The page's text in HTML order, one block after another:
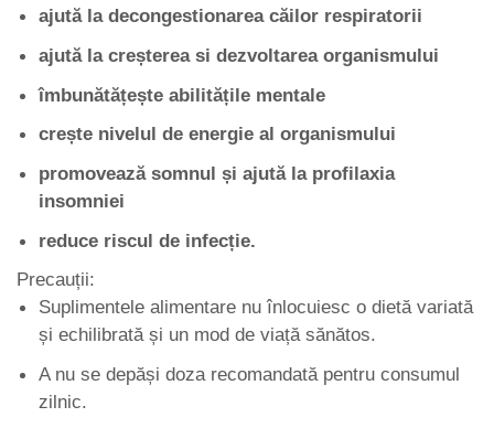
ajută la decongestionarea căilor respiratorii
ajută la creșterea si dezvoltarea organismului
îmbunătățește abilitățile mentale
crește nivelul de energie al organismului
promovează somnul și ajută la profilaxia
insomniei
reduce riscul de infecție.
Precauții:
Suplimentele alimentare nu înlocuiesc o dietă variată
și echilibrată și un mod de viață sănătos.
A nu se depăși doza recomandată pentru consumul
zilnic.